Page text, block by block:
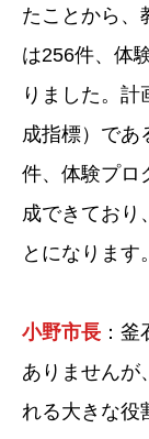
たことから、
は256件、体
りました。
成指標）であ
件、体験プロ
成できており
とになります。
小野市長 ：
ありませんが
れる大きな役